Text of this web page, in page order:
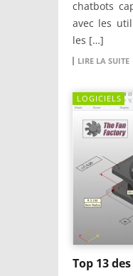
chatbots
avec les
les […]
LIRE LA SUITE
LOGICIELS
Top 13